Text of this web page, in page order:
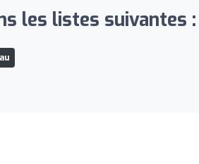
les listes suivantes :